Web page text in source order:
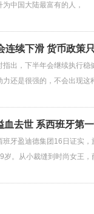
中国大陆最富有的人，
连续下滑 货币政策
，下半年会继续执行稳
还是很强的，不会出现这
去世 系西班牙第
盈迪德集团16日证实，
岁。从小裁缝到时尚女王，